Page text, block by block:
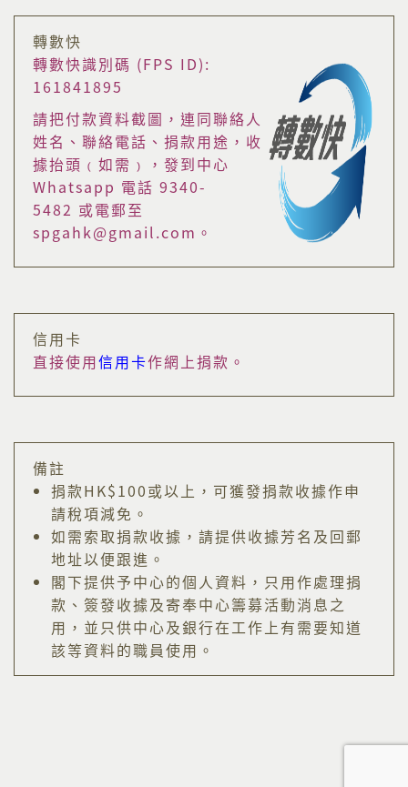
轉數快
轉數快識別碼 (FPS ID):
161841895
請把付款資料截圖，連同聯絡人
姓名、聯絡電話、捐款用途，收
據抬頭﹙如需﹚，發到中心
Whatsapp 電話 9340-
5482 或電郵至
spgahk@gmail.com。
信用卡
直接使用信用卡作網上捐款。
備註
捐款HK$100或以上，可獲發捐款收據作申
請稅項減免。
如需索取捐款收據，請提供收據芳名及回郵
地址以便跟進。
閣下提供予中心的個人資料，只用作處理捐
款、簽發收據及寄奉中心籌募活動消息之
用，並只供中心及銀行在工作上有需要知道
該等資料的職員使用。